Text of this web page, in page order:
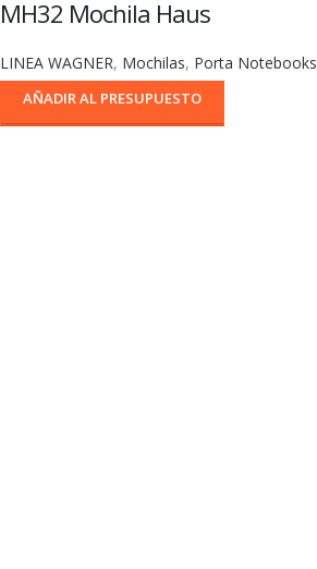
MH32 Mochila Haus
LINEA WAGNER, Mochilas, Porta Notebooks
AÑADIR AL PRESUPUESTO